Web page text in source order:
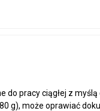
pracy ciągłej z
g), może oprawiać